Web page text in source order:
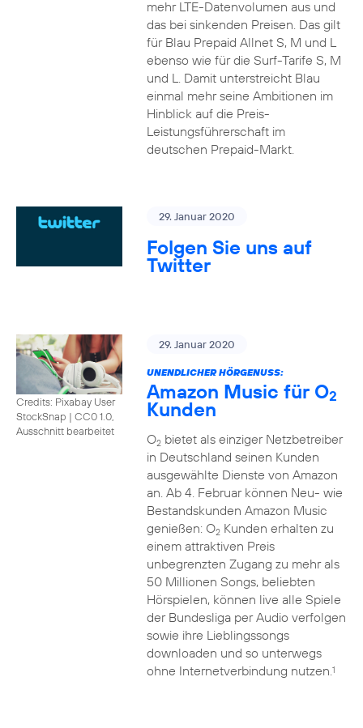
mehr LTE-Datenvolumen aus und
das bei sinkenden Preisen. Das gilt
für Blau Prepaid Allnet S, M und L
ebenso wie für die Surf-Tarife S, M
und L. Damit unterstreicht Blau
einmal mehr seine Ambitionen im
Hinblick auf die Preis-
Leistungsführerschaft im
deutschen Prepaid-Markt.
29. Januar 2020
Folgen Sie uns auf
Twitter
Credits: Pixabay User
StockSnap | CC0 1.0,
Ausschnitt bearbeitet
29. Januar 2020
UNENDLICHER HÖRGENUSS:
Amazon Music für O2
Kunden
O2bietet als einziger Netzbetreiber
in Deutschland seinen Kunden
ausgewählte Dienste von Amazon
an. Ab 4. Februar können Neu- wie
Bestandskunden Amazon Music
genießen: O2Kunden erhalten zu
einem attraktiven Preis
unbegrenzten Zugang zu mehr als
50 Millionen Songs, beliebten
Hörspielen, können live alle Spiele
der Bundesliga per Audio verfolgen
sowie ihre Lieblingssongs
downloaden und so unterwegs
ohne Internetverbindung nutzen.1